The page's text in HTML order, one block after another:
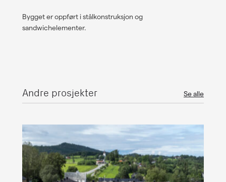
Bygget er oppført i stålkonstruksjon og
sandwichelementer.
Andre prosjekter Se alle